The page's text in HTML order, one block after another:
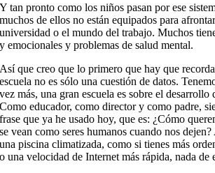
Y tan pronto como los niños pasan por ese
muchos de ellos no están equipados para
universidad o el mundo del trabajo. Muchos
y emocionales y problemas de salud mental.
Así que creo que lo primero que hay que
escuela no es sólo una cuestión de datos.
vez más, una gran escuela es sobre el desarrollo
Como educador, como director y como padre,
frase que ya he usado hoy, que es: ¿Cómo
se vean como seres humanos cuando nos
una piscina climatizada, como si tienes más
o una velocidad de Internet más rápida, nada de